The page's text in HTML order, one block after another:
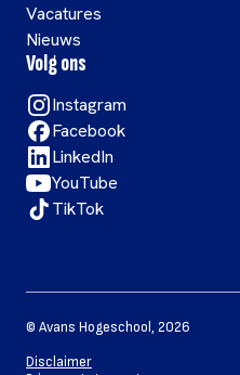
Vacatures
Nieuws
Volg ons
Instagram
Facebook
LinkedIn
YouTube
TikTok
© Avans Hogeschool,2026
Disclaimer